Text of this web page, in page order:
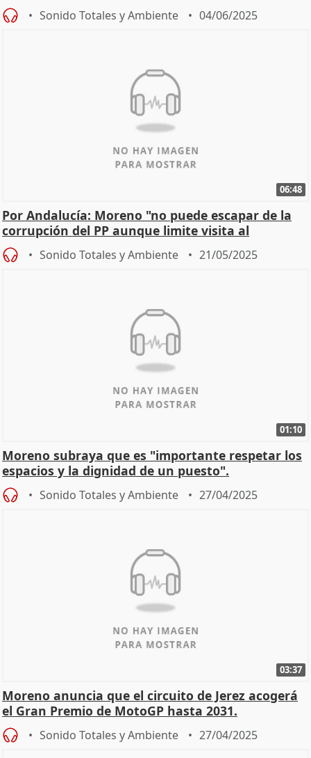
Sonido Totales y Ambiente 04/06/2025
06:48
Por Andalucía: Moreno "no puede escapar de la
corrupción del PP aunque limite visita al
Parlamento"
Sonido Totales y Ambiente 21/05/2025
01:10
Moreno subraya que es "importante respetar los
espacios y la dignidad de un puesto".
Sonido Totales y Ambiente 27/04/2025
03:37
Moreno anuncia que el circuito de Jerez acogerá
el Gran Premio de MotoGP hasta 2031.
Sonido Totales y Ambiente 27/04/2025